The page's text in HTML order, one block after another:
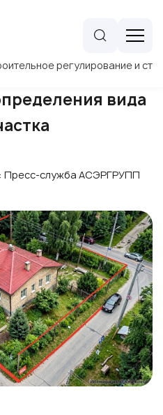
регулирование и
вида
Пресс-служба АСЭРГРУПП